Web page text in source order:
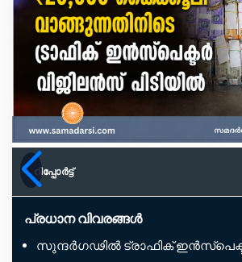
റിപ്പോര്‍ട്ട്
പ്രധാന വിവരങ്ങൾ
സുന്ദർഗഢിൽ ട്രാഫിക്